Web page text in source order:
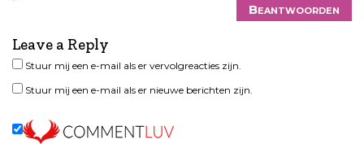
Beantwoorden
Leave a Reply
Stuur mij een e-mail als er vervolgreacties zijn.
Stuur mij een e-mail als er nieuwe berichten zijn.